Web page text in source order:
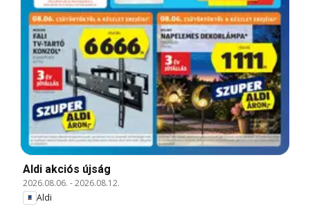
Aldi akciós újság
2026.08.06. -2026.08.12.
Aldi